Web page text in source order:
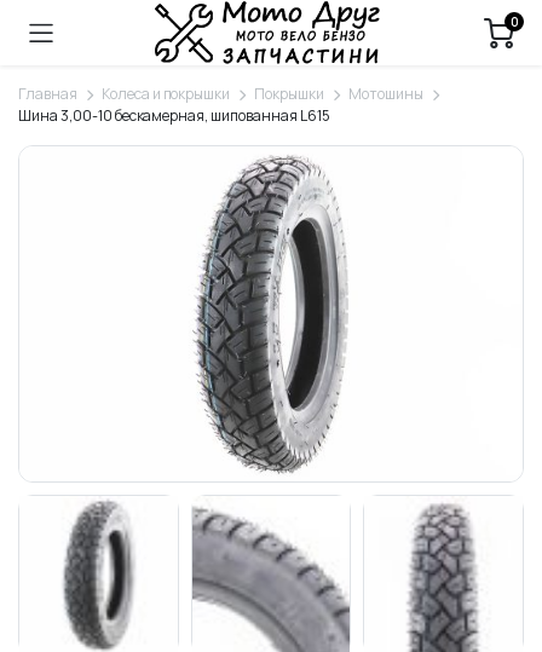
0
Главная Колеса и покрышки Покрышки
Мотошины
Шина 3,00-10 бескамерная, шипованная L615